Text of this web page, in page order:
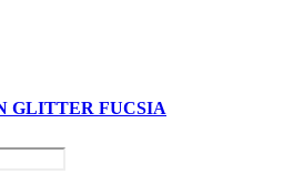
GLITTER FUCSIA